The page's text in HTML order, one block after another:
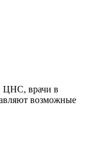
ЦНС, врачи в
возможные